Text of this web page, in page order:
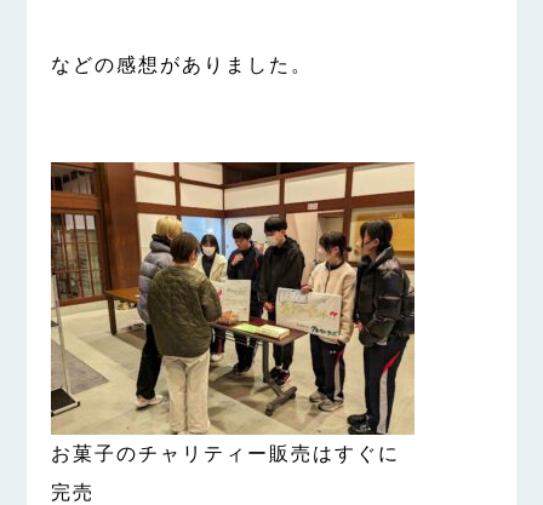
などの感想がありました。
お菓子のチャリティー販売はすぐに
完売